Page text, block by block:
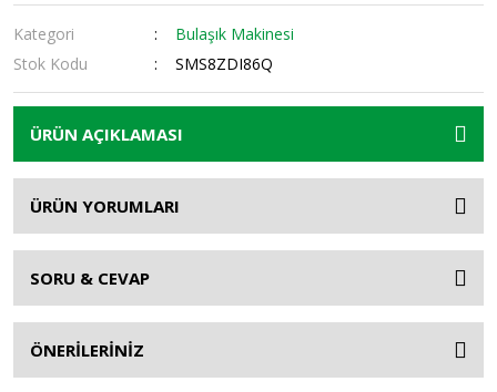
Kategori
Bulaşık Makinesi
Stok Kodu
SMS8ZDI86Q
ÜRÜN AÇIKLAMASI
ÜRÜN YORUMLARI
SORU & CEVAP
ÖNERİLERİNİZ